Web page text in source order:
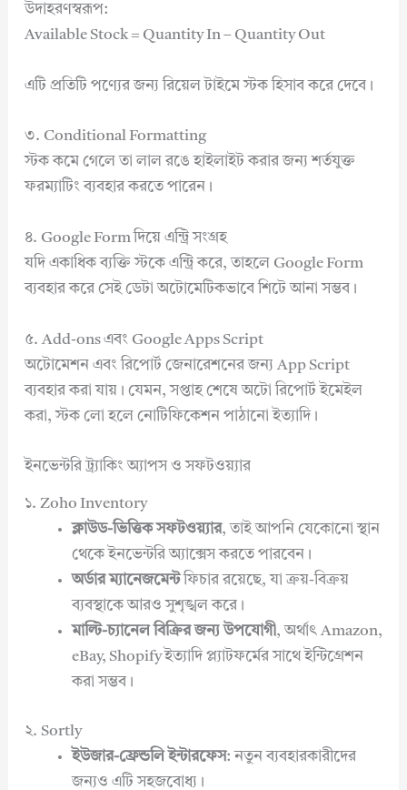
উদাহরণস্বরূপ:
Available Stock = Quantity In – Quantity Out
এটি প্রতিটি পণ্যের জন্য রিয়েল টাইমে স্টক হিসাব করে দেবে।
৩. Conditional Formatting
স্টক কমে গেলে তা লাল রঙে হাইলাইট করার জন্য শর্তযুক্ত
ফরম্যাটিং ব্যবহার করতে পারেন।
৪. Google Form দিয়ে এন্ট্রি সংগ্রহ
যদি একাধিক ব্যক্তি স্টকে এন্ট্রি করে, তাহলে Google Form
ব্যবহার করে সেই ডেটা অটোমেটিকভাবে শিটে আনা সম্ভব।
৫. Add-ons এবং Google Apps Script
অটোমেশন এবং রিপোর্ট জেনারেশনের জন্য App Script
ব্যবহার করা যায়। যেমন, সপ্তাহ শেষে অটো রিপোর্ট ইমেইল
করা, স্টক লো হলে নোটিফিকেশন পাঠানো ইত্যাদি।
ইনভেন্টরি ট্র্যাকিং অ্যাপস ও সফটওয়্যার
১. Zoho Inventory
ক্লাউড-ভিত্তিক সফটওয়্যার, তাই আপনি যেকোনো স্থান
থেকে ইনভেন্টরি অ্যাক্সেস করতে পারবেন।
অর্ডার ম্যানেজমেন্টফিচার রয়েছে, যা ক্রয়-বিক্রয়
ব্যবস্থাকে আরও সুশৃঙ্খল করে।
মাল্টি-চ্যানেল বিক্রির জন্য উপযোগী, অর্থাৎ Amazon,
eBay, Shopify ইত্যাদি প্ল্যাটফর্মের সাথে ইন্টিগ্রেশন
করা সম্ভব।
২. Sortly
ইউজার-ফ্রেন্ডলি ইন্টারফেস: নতুন ব্যবহারকারীদের
জন্যও এটি সহজবোধ্য।